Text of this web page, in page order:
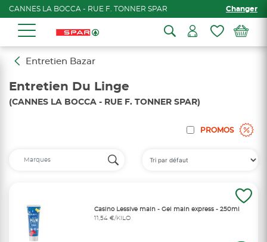
CANNES LA BOCCA - RUE F. TONNER SPAR Changer
Entretien Bazar
Entretien Du Linge
(CANNES LA BOCCA - RUE F. TONNER SPAR)
PROMOS
Casino Lessive main - Gel main express - 250ml
11,54 €/KILO